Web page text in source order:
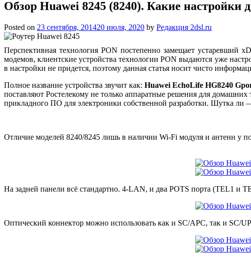
Обзор Huawei 8245 (8240). Какие настройки
Posted on 23 сентября, 201420 июля, 2020 by Редакция 2dsl.ru
Перспективная технология PON постепенно замещает
модемов, клиентские устройства технологии PON выдаются уже
в настройки не придется, поэтому данная статья носит чисто
Полное название устройства звучит как: Huawei EchoLife HG8240
поставляют Ростелекому не только аппаратные решения для
прикладного ПО для электроники собственной разработки. Шутка
Отличие моделей 8240/8245 лишь в наличии Wi-Fi модуля и антенн у
На задней панели всё стандартно. 4-LAN, и два POTS порта (TEL1 и
Оптический коннектор можно использовать как и SC/APC, так и SC/